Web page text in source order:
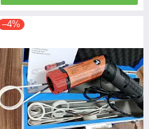
–4%